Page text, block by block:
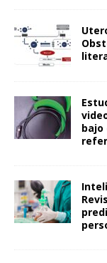
bajo